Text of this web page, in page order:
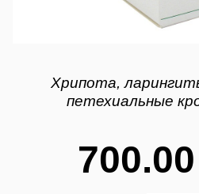
Хрипота,
петехиальные